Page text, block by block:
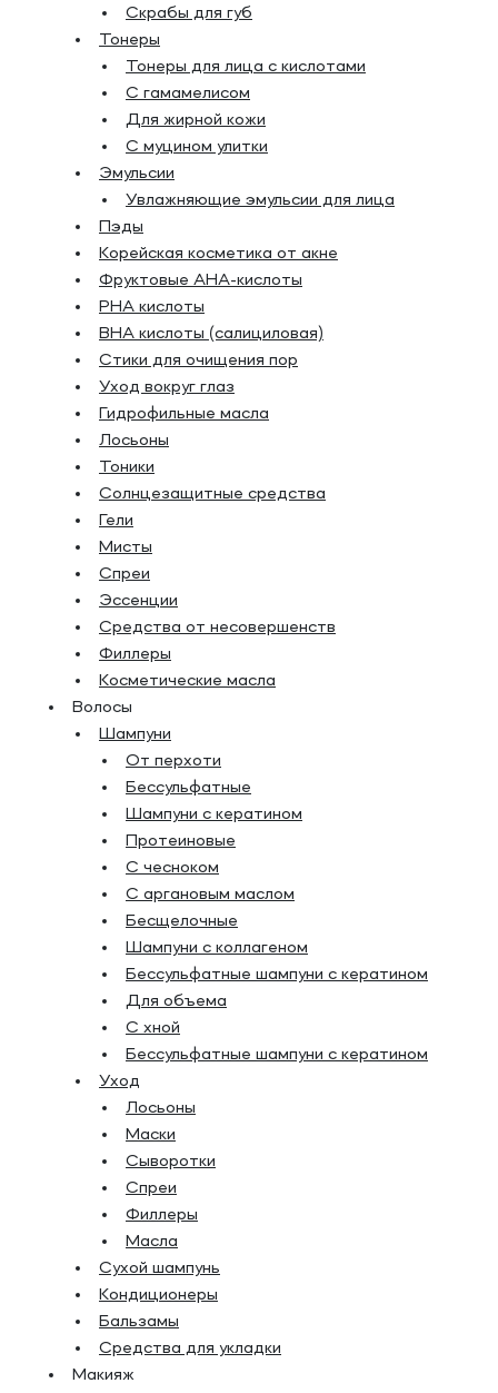
Скрабы для губ
Тонеры
Тонеры для лица с кислотами
С гамамелисом
Для жирной кожи
С муцином улитки
Эмульсии
Увлажняющие эмульсии для лица
Пэды
Корейская косметика от акне
Фруктовые AHA-кислоты
PHA кислоты
BHA кислоты (салициловая)
Стики для очищения пор
Уход вокруг глаз
Гидрофильные масла
Лосьоны
Тоники
Солнцезащитные средства
Гели
Мисты
Спреи
Эссенции
Средства от несовершенств
Филлеры
Косметические масла
Волосы
Шампуни
От перхоти
Бессульфатные
Шампуни с кератином
Протеиновые
С чесноком
С аргановым маслом
Бесщелочные
Шампуни с коллагеном
Бессульфатные шампуни с кератином
Для объема
С хной
Бессульфатные шампуни с кератином
Уход
Лосьоны
Маски
Сыворотки
Спреи
Филлеры
Масла
Сухой шампунь
Кондиционеры
Бальзамы
Средства для укладки
Макияж